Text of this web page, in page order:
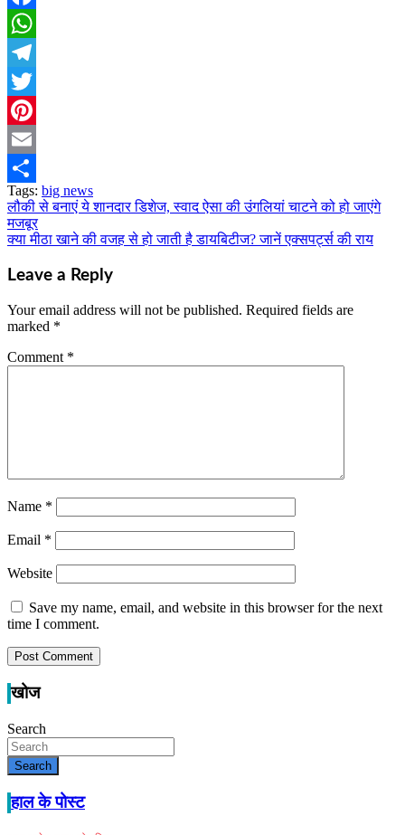
Facebook
WhatsApp
Telegram
Twitter
Pinterest
Email
Share
Tags: big news
Post
navigation
लौकी से बनाएं ये शानदार डिशेज, स्वाद ऐसा की उंगलियां चाटने को हो जाएंगे
मजबूर
क्या मीठा खाने की वजह से हो जाती है डायबिटीज? जानें एक्सपर्ट्स की राय
Leave a Reply
Your email address will not be published. Required fields are
marked *
Comment *
Name *
Email *
Website
Save my name, email, and website in this browser for the next
time I comment.
खोज
Search
Search
हाल के पोस्ट